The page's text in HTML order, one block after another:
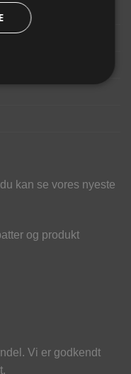
kan se vores nyeste
og produkt
Vi er godkendt